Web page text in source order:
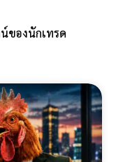
ของนักเทรด